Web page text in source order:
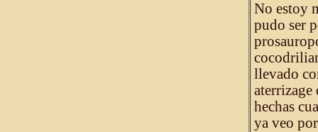
No estoy
pudo ser
llevado
hechas
ya veo